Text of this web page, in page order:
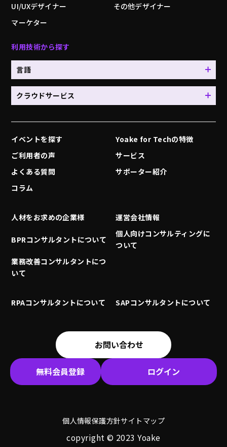
UI/UXデザイナー
その他デザイナー
マーケター
利用技術から探す
言語
クラウドサービス
イベントを探す
Yoake for Techの特徴
ご利用者の声
サービス
よくある質問
サポーター紹介
コラム
人材をお求めの企業様 運営会社情報
BPRコンサルタントについて
個人向けコンサルティングに
ついて
業務改善コンサルタントにつ
いて
RPAコンサルタントについて SAPコンサルタントについて
お問い合わせ
無料会員登録 ログイン
個人情報保護方針サイトマップ
copyright © 2023 Yoake